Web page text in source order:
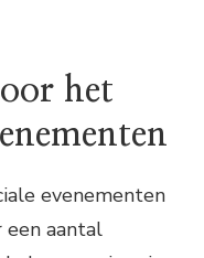
het
evenementen
een aantal